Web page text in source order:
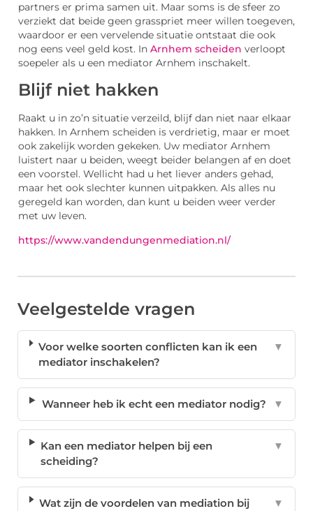
partners er prima samen uit. Maar soms is de sfeer zo
verziekt dat beide geen grasspriet meer willen toegeven,
waardoor er een vervelende situatie ontstaat die ook
nog eens veel geld kost. In Arnhem scheiden verloopt
soepeler als u een mediator Arnhem inschakelt.
Blijf niet hakken
Raakt u in zo’n situatie verzeild, blijf dan niet naar elkaar
hakken. In Arnhem scheiden is verdrietig, maar er moet
ook zakelijk worden gekeken. Uw mediator Arnhem
luistert naar u beiden, weegt beider belangen af en doet
een voorstel. Wellicht had u het liever anders gehad,
maar het ook slechter kunnen uitpakken. Als alles nu
geregeld kan worden, dan kunt u beiden weer verder
met uw leven.
https://www.vandendungenmediation.nl/
Veelgestelde vragen
Voor welke soorten conflicten kan ik een
mediator inschakelen?
▼
Wanneer heb ik echt een mediator nodig? ▼
Kan een mediator helpen bij een
scheiding?
▼
Wat zijn de voordelen van mediation bij
▼